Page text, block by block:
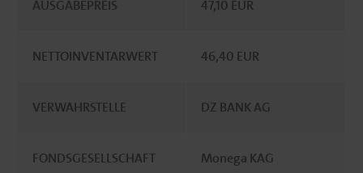
AUSGABEPREIS 47,10 EUR
NETTOINVENTARWERT 46,40 EUR
VERWAHRSTELLE DZ BANK AG
FONDSGESELLSCHAFT Monega KAG